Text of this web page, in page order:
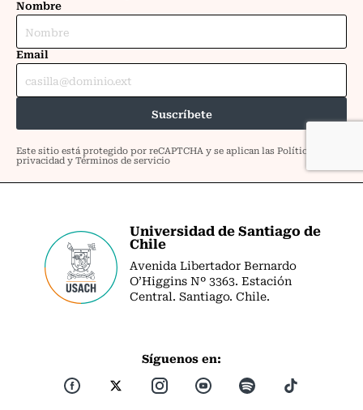
Universidad de Santiago de
Chile
Avenida Libertador Bernardo
O’Higgins Nº 3363. Estación
Central. Santiago. Chile.
Síguenos en: